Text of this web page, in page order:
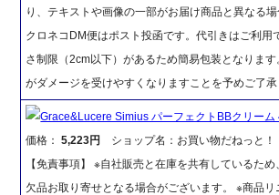
り、テキストや画像の一部がお届け商品と異なる
クロネコDM便はポスト投函です。代引きはご利用
さ制限（2cm以下）があるため簡易包装となりま
がダメージを受けやすくなりますことを予めご了承
Grace&Lucere Simius パーフェクトBBクリーム
価格：5,223円
ショップ名：お買い物だねっと！
【免責事項】 ※自社販売と在庫を共有しているた
欠品お取り寄せとなる場合がございます。 ※商品リ